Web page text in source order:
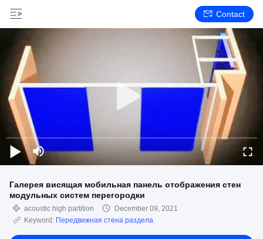
Contact
Галерея висящая мобильная панель отображения стен
модульных систем перегородки
acoustic high partition
December 09, 2021
Keyword: Передвижная стена раздела